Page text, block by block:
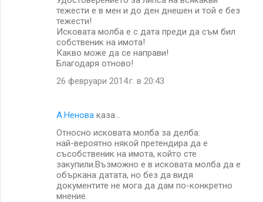
тежести е в мен и до ден днешен и той е без
тежести!
Исковата молба е с дата преди да съм бил
собственик на имота!
Какво може да се направи!
Благодаря отново!
26 февруари 2014 г. в 20:43
A.Ненова каза…
Относно исковата молба за делба:
най-вероятно някой претендира да е
съсобственик на имота, който сте
закупили.Възможно е в исковата молба да е
объркана датата, но без да видя
документите не мога да дам по-конкретно
мнение.